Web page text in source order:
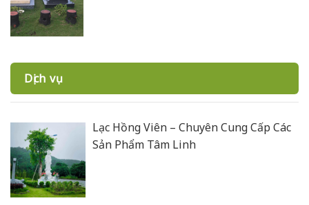
Dịch vụ
Lạc Hồng Viên – Chuyên Cung Cấp Các
Sản Phẩm Tâm Linh